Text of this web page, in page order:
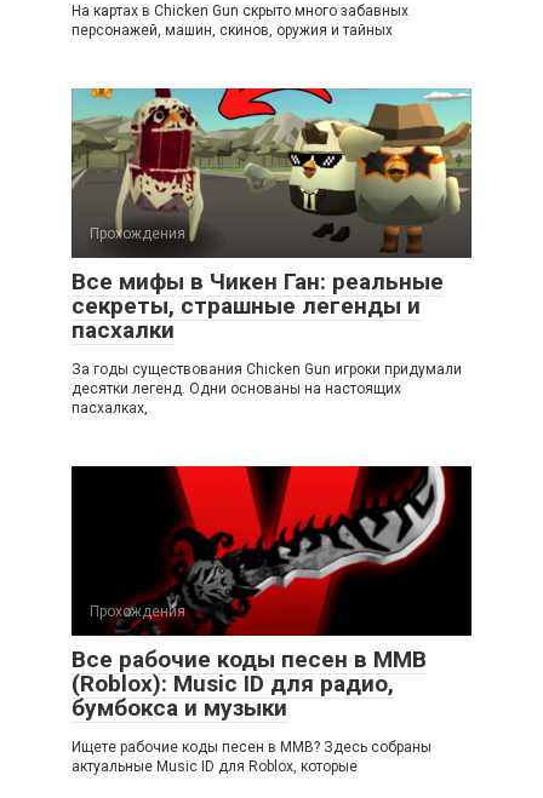
На картах в Chicken Gun скрыто много забавных
персонажей, машин, скинов, оружия и тайных
Прохождения
Все мифы в Чикен Ган: реальные
секреты, страшные легенды и
пасхалки
За годы существования Chicken Gun игроки придумали
десятки легенд. Одни основаны на настоящих
пасхалках,
Прохождения
Все рабочие коды песен в ММВ
(Roblox): Music ID для радио,
бумбокса и музыки
Ищете рабочие коды песен в ММВ? Здесь собраны
актуальные Music ID для Roblox, которые